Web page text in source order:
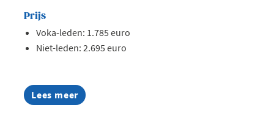
Prijs
Voka-leden: 1.785 euro
Niet-leden: 2.695 euro
Lees meer
about
AI